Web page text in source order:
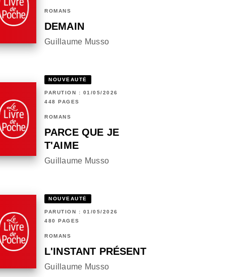
ROMANS
DEMAIN
Guillaume Musso
NOUVEAUTÉ
PARUTION : 01/05/2026
448 PAGES
ROMANS
PARCE QUE JE
T'AIME
Guillaume Musso
NOUVEAUTÉ
PARUTION : 01/05/2026
480 PAGES
ROMANS
L'INSTANT PRÉSENT
Guillaume Musso